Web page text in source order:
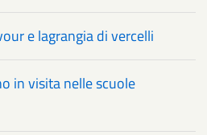
e lagrangia di vercelli
in visita nelle scuole